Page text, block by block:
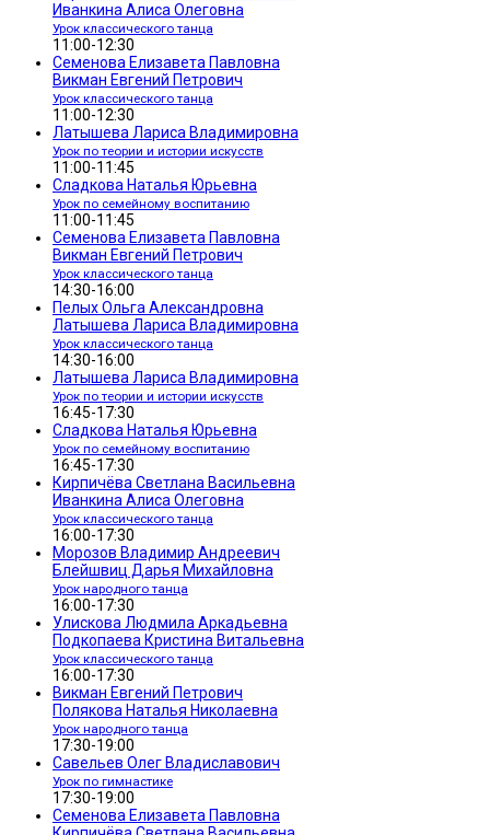
Иванкина Алиса Олеговна
Урок классического танца
11:00-12:30
Семенова Елизавета Павловна
Викман Евгений Петрович
Урок классического танца
11:00-12:30
Латышева Лариса Владимировна
Урок по теории и истории искусств
11:00-11:45
Сладкова Наталья Юрьевна
Урок по семейному воспитанию
11:00-11:45
Семенова Елизавета Павловна
Викман Евгений Петрович
Урок классического танца
14:30-16:00
Пелых Ольга Александровна
Латышева Лариса Владимировна
Урок классического танца
14:30-16:00
Латышева Лариса Владимировна
Урок по теории и истории искусств
16:45-17:30
Сладкова Наталья Юрьевна
Урок по семейному воспитанию
16:45-17:30
Кирпичёва Светлана Васильевна
Иванкина Алиса Олеговна
Урок классического танца
16:00-17:30
Морозов Владимир Андреевич
Блейшвиц Дарья Михайловна
Урок народного танца
16:00-17:30
Улискова Людмила Аркадьевна
Подкопаева Кристина Витальевна
Урок классического танца
16:00-17:30
Викман Евгений Петрович
Полякова Наталья Николаевна
Урок народного танца
17:30-19:00
Савельев Олег Владиславович
Урок по гимнастике
17:30-19:00
Семенова Елизавета Павловна